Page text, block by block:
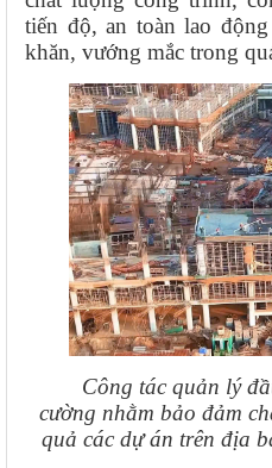
tiến độ, an toàn lao
khăn, vướng mắc trong
Công tác quản lý
cường nhằm bảo đảm
quả các dự án trên địa